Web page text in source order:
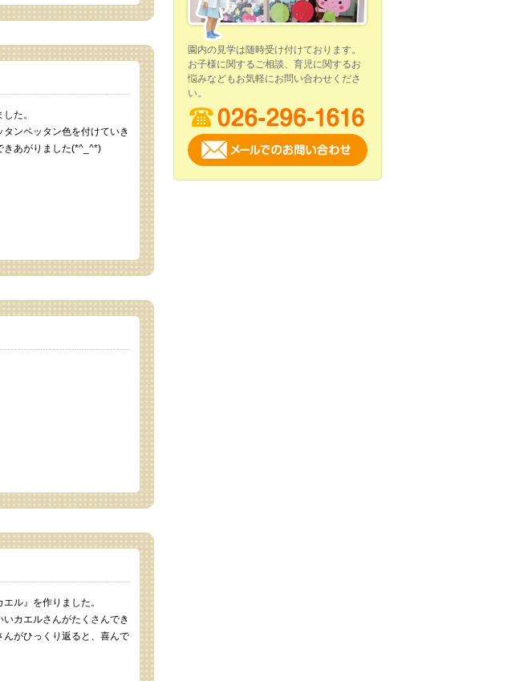
た。
ンペッタン色を付けていき
きあがりました(*^_^*)
ル』を作りました。
カエルさんがたくさんでき
がひっくり返ると、喜んで
園内の見学は随時受け付けております。
お子様に関するご相談、育児に関するお
悩みなどもお気軽にお問い合わせくださ
い。